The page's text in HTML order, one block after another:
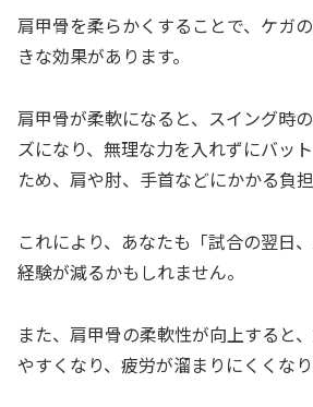
肩甲骨を柔らかくすることで、ケガ
きな効果があります。
肩甲骨が柔軟になると、スイング時
ズになり、無理な力を入れずにバッ
ため、肩や肘、手首などにかかる負
これにより、あなたも「試合の翌日
経験が減るかもしれません。
また、肩甲骨の柔軟性が向上すると
やすくなり、疲労が溜まりにくくなり